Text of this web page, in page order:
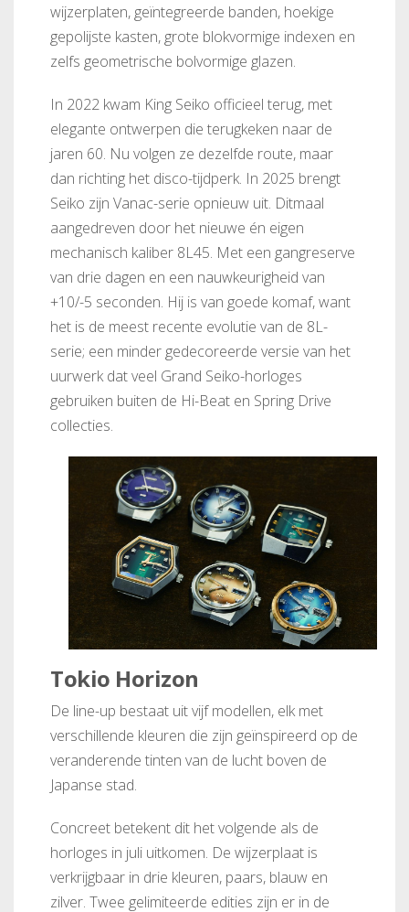
wijzerplaten, geïntegreerde banden, hoekige
gepolijste kasten, grote blokvormige indexen en
zelfs geometrische bolvormige glazen.
In 2022 kwam King Seiko officieel terug, met
elegante ontwerpen die terugkeken naar de
jaren 60. Nu volgen ze dezelfde route, maar
dan richting het disco-tijdperk. In 2025 brengt
Seiko zijn Vanac-serie opnieuw uit. Ditmaal
aangedreven door het nieuwe én eigen
mechanisch kaliber 8L45. Met een gangreserve
van drie dagen en een nauwkeurigheid van
+10/-5 seconden. Hij is van goede komaf, want
het is de meest recente evolutie van de 8L-
serie; een minder gedecoreerde versie van het
uurwerk dat veel Grand Seiko-horloges
gebruiken buiten de Hi-Beat en Spring Drive
collecties.
Tokio Horizon
De line-up bestaat uit vijf modellen, elk met
verschillende kleuren die zijn geïnspireerd op de
veranderende tinten van de lucht boven de
Japanse stad.
Concreet betekent dit het volgende als de
horloges in juli uitkomen. De wijzerplaat is
verkrijgbaar in drie kleuren, paars, blauw en
zilver. Twee gelimiteerde edities zijn er in de